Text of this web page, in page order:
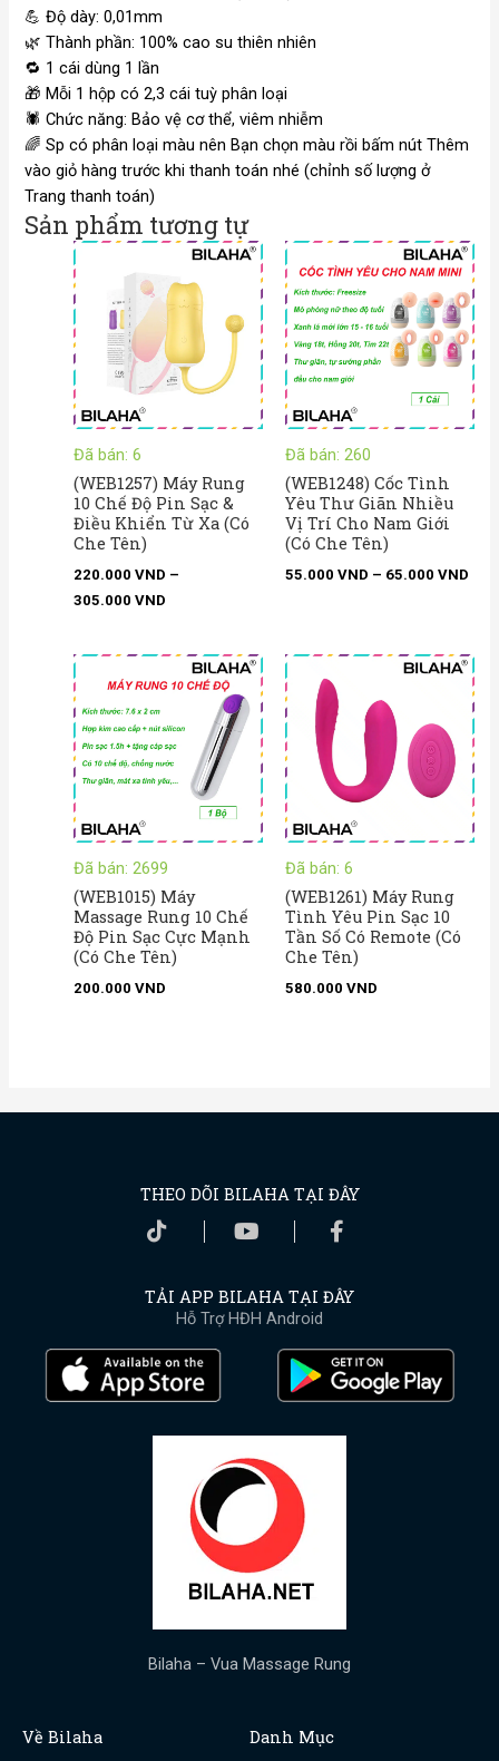
💪 Độ dày: 0,01mm
🌿 Thành phần: 100% cao su thiên nhiên
🔁 1 cái dùng 1 lần
🎁 Mỗi 1 hộp có 2,3 cái tuỳ phân loại
🕷️ Chức năng: Bảo vệ cơ thể, viêm nhiễm
🌈 Sp có phân loại màu nên Bạn chọn màu rồi bấm nút Thêm
vào giỏ hàng trước khi thanh toán nhé (chỉnh số lượng ở
Trang thanh toán)
Sản phẩm tương tự
Đã bán: 6
(WEB1257) Máy Rung
10 Chế Độ Pin Sạc &
Điều Khiển Từ Xa (Có
Che Tên)
220.000VND –
305.000VND
Khoảng
từ
220.000 VND
đến
305.000 VND
Đã bán: 260
(WEB1248) Cốc Tình
Yêu Thư Giãn Nhiều
Vị Trí Cho Nam Giới
(Có Che Tên)
55.000 VND – 65.000 VND
giá:
từ
đến
Đã bán: 2699
(WEB1015) Máy
Massage Rung 10 Chế
Độ Pin Sạc Cực Mạnh
(Có Che Tên)
200.000VND
Đã bán: 6
(WEB1261) Máy Rung
Tình Yêu Pin Sạc 10
Tần Số Có Remote (Có
Che Tên)
580.000 VND
THEO DÕI BILAHA TẠI ĐÂY
TẢI APP BILAHA TẠI ĐÂY
Hỗ Trợ HĐH Android
Bilaha – Vua Massage Rung
Về Bilaha Danh Mục